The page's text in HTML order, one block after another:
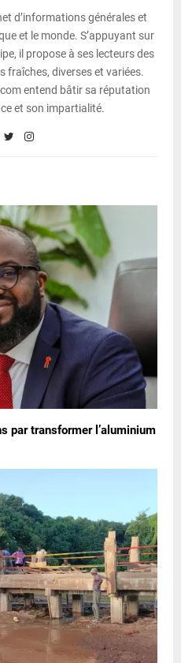
d’informations générales et
et le monde. S’appuyant sur
il propose à ses lecteurs des
fraîches, diverses et variées.
entend bâtir sa réputation
et son impartialité.
par transformer l’aluminium